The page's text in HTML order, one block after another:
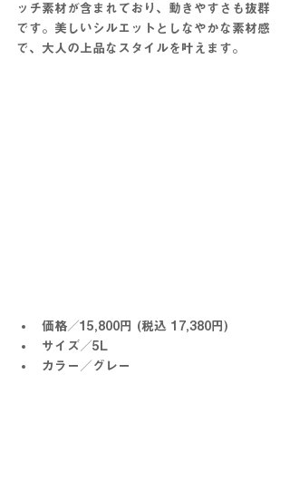
ッチ素材が含まれており、動きやすさも抜群
です。美しいシルエットとしなやかな素材感
で、大人の上品なスタイルを叶えます。
価格／15,800円 (税込 17,380円)
サイズ／5L
カラー／グレー